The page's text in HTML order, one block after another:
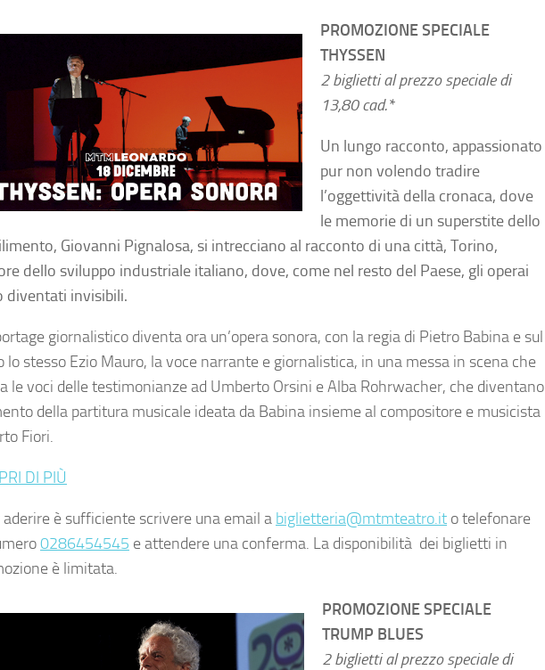
PROMOZIONE SPECIALE
THYSSEN
2 biglietti al prezzo speciale di
13,80 cad.*
Un lungo racconto, appassionato
pur non volendo tradire
l’oggettività della cronaca, dove
le memorie di un superstite dello
Giovanni Pignalosa, si intrecciano al racconto di una città, Torino,
dello sviluppo industriale italiano, dove, come nel resto del Paese, gli operai
diventati invisibili.
giornalistico diventa ora un’opera sonora, con la regia di Pietro Babina e sul
lo stesso Ezio Mauro, la voce narrante e giornalistica, in una messa in scena che
le voci delle testimonianze ad Umberto Orsini e Alba Rohrwacher, che diventano
della partitura musicale ideata da Babina insieme al compositore e musicista
Fiori.
DI PIÙ
è sufficiente scrivere una email a biglietteria@mtmteatro.it o telefonare
0286454545 e attendere una conferma. La disponibilità dei biglietti in
è limitata.
PROMOZIONE SPECIALE
TRUMP BLUES
2 biglietti al prezzo speciale di